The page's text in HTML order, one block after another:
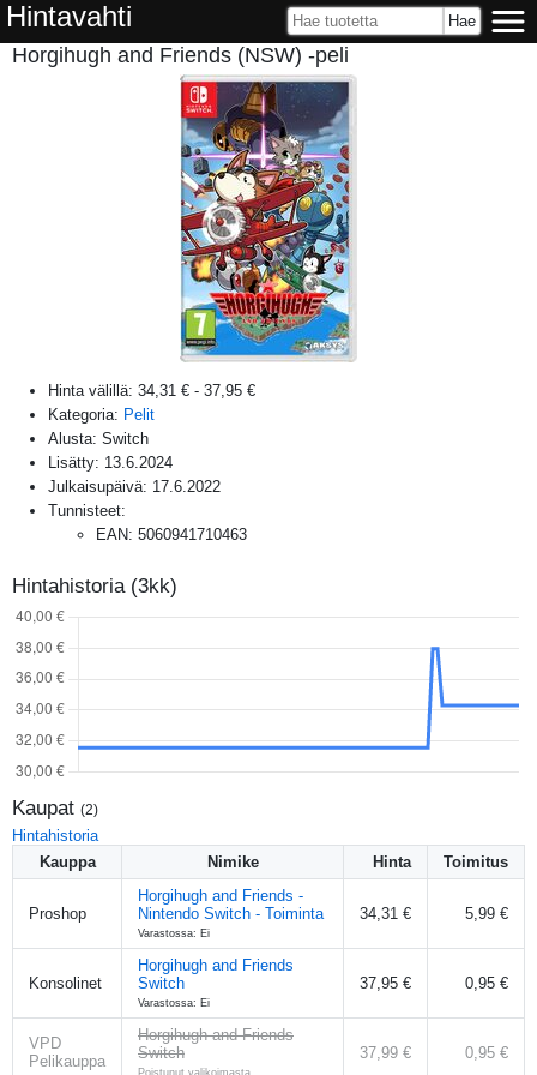
Hintavahti
Horgihugh and Friends (NSW) -peli
Hinta välillä: 34,31 € - 37,95 €
Kategoria: Pelit
Alusta: Switch
Lisätty: 13.6.2024
Julkaisupäivä: 17.6.2022
Tunnisteet:
EAN: 5060941710463
Hintahistoria (3kk)
Kaupat (2)
Hintahistoria
Kauppa
Nimike Hinta Toimitus
Proshop
Horgihugh and Friends -
Nintendo Switch - Toiminta
Varastossa: Ei
34,31 € 5,99 €
Konsolinet
Horgihugh and Friends
Switch
Varastossa: Ei
37,95 € 0,95 €
VPD
Pelikauppa
Horgihugh and Friends
Switch
Poistunut valikoimasta
37,99 € 0,95 €